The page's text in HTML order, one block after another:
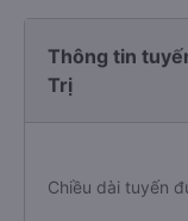
Thông tin
Trị
Chiều dài tuyến